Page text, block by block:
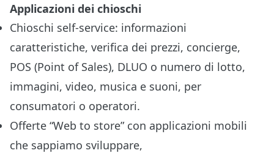
Applicazioni dei chioschi
Chioschi self-service: informazioni
caratteristiche, verifica dei prezzi, concierge,
POS (Point of Sales), DLUO o numero di lotto,
immagini, video, musica e suoni, per
consumatori o operatori.
Offerte “Web to store” con applicazioni mobili
che sappiamo sviluppare,